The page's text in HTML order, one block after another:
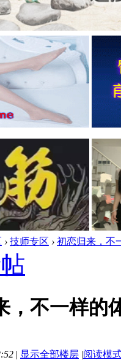
› 技师专区 › 初恋归来，不
，不一样的
| 显示全部楼层 |阅读模